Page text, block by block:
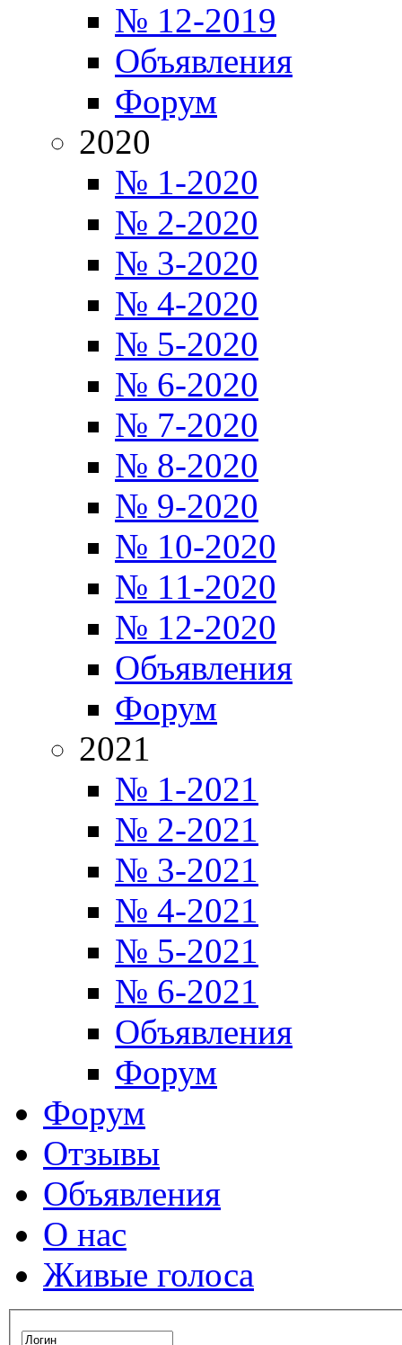
№ 12-2019
Объявления
Форум
2020
№ 1-2020
№ 2-2020
№ 3-2020
№ 4-2020
№ 5-2020
№ 6-2020
№ 7-2020
№ 8-2020
№ 9-2020
№ 10-2020
№ 11-2020
№ 12-2020
Объявления
Форум
2021
№ 1-2021
№ 2-2021
№ 3-2021
№ 4-2021
№ 5-2021
№ 6-2021
Объявления
Форум
Форум
Отзывы
Объявления
О нас
Живые голоса